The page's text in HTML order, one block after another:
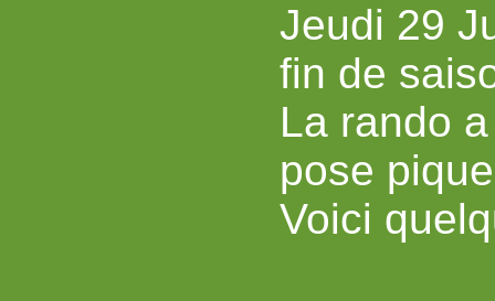
Jeudi 29
fin de
La rando
pose
Voici